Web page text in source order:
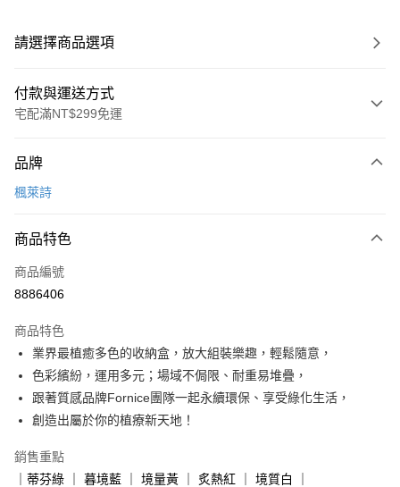
請選擇商品選項
付款與運送方式
宅配滿NT$299免運
信用卡一次付款
Apple Pay
悠遊付
全盈+PAY
大哥付你分期
相關說明
【大哥付你分期使用說明】
1.本服務由台灣大哥大提供，台灣大哥大用戶可立即使用無須另外申請。
流程，驗證手機門號後，選擇欲分期的期數、繳款截止日，確認付款後即完
成交易。
ATM付款
運送方式
品牌
楓萊詩
商品特色
商品編號
8886406
商品特色
業界最植癒多色的收納盒，放大組裝樂趣，輕鬆隨意，
色彩繽紛，運用多元；場域不侷限、耐重易堆疊，
跟著質感品牌Fornice團隊一起永續環保、享受綠化生活，
創造出屬於你的植療新天地！
銷售重點
｜蒂芬綠 ｜ 暮境藍 ｜ 境量黃 ｜ 炙熱紅 ｜ 境質白 ｜